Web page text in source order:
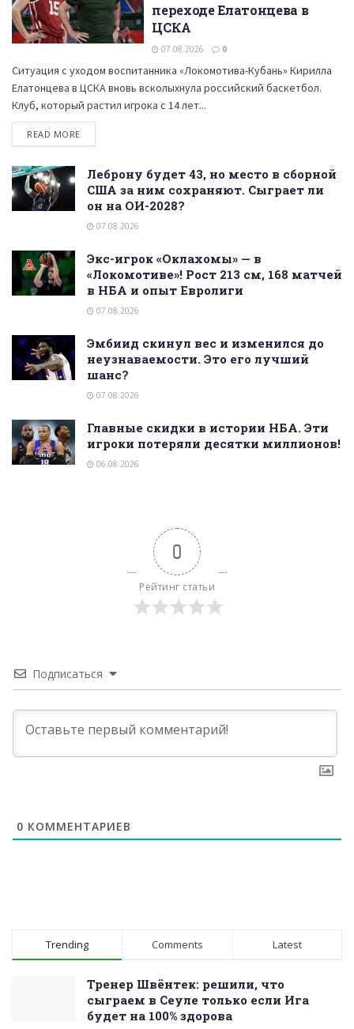
переходе Елатонцева в
ЦСКА
07.08.2026 0
Ситуация с уходом воспитанника «Локомотива-Кубань» Кирилла
Елатонцева в ЦСКА вновь всколыхнула российский баскетбол.
Клуб, который растил игрока с 14 лет...
READ MORE
Леброну будет 43, но место в сборной
США за ним сохраняют. Сыграет ли
он на ОИ-2028?
07.08.2026
Экс-игрок «Оклахомы» — в
«Локомотиве»! Рост 213 см, 168 матчей
в НБА и опыт Евролиги
07.08.2026
Эмбиид скинул вес и изменился до
неузнаваемости. Это его лучший
шанс?
07.08.2026
Главные скидки в истории НБА. Эти
игроки потеряли десятки миллионов!
06.08.2026
0
Рейтинг статьи
Подписаться
0 КОММЕНТАРИЕВ
Trending Comments Latest
Тренер Швёнтек: решили, что
сыграем в Сеуле только если Ига
будет на 100% здорова